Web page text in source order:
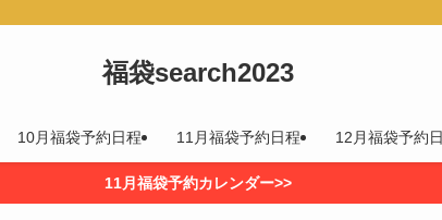
福袋search2023
10月福袋予約日程 11月福袋予約日程 12月福袋予約
11月福袋予約カレンダー>>